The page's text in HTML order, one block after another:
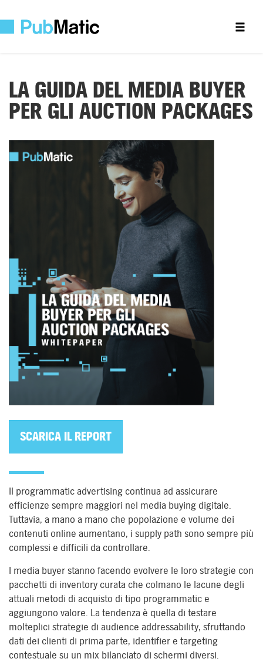
LA GUIDA DEL MEDIA BUYER
PER GLI AUCTION PACKAGES
SCARICA IL REPORT
Il programmatic advertising continua ad assicurare
efficienze sempre maggiori nel media buying digitale.
Tuttavia, a mano a mano che popolazione e volume dei
contenuti online aumentano, i supply path sono sempre più
complessi e difficili da controllare.
I media buyer stanno facendo evolvere le loro strategie con
pacchetti di inventory curata che colmano le lacune degli
attuali metodi di acquisto di tipo programmatic e
aggiungono valore. La tendenza è quella di testare
molteplici strategie di audience addressability, sfruttando
dati dei clienti di prima parte, identifier e targeting
contestuale su un mix bilanciato di schermi diversi.